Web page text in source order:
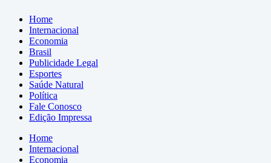
Home
Internacional
Economia
Brasil
Publicidade Legal
Esportes
Saúde Natural
Política
Fale Conosco
Edição Impressa
Home
Internacional
Economia